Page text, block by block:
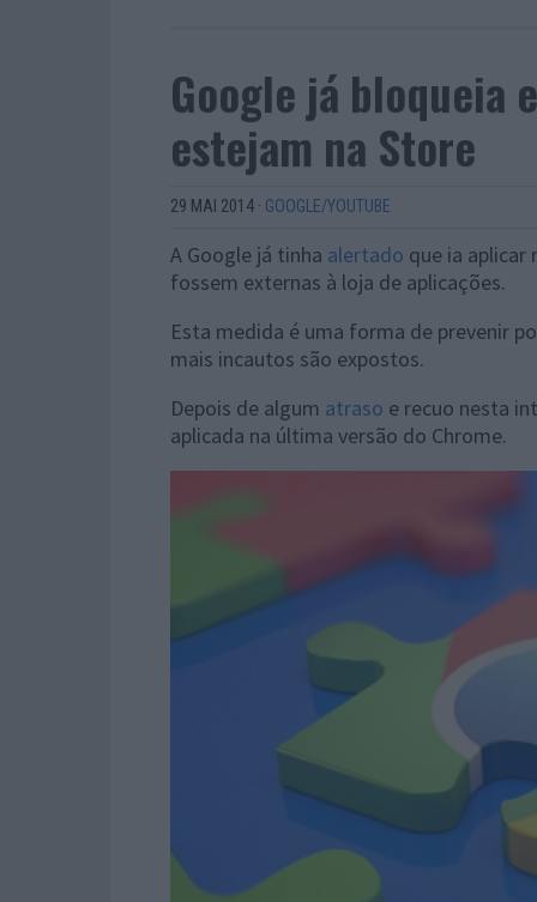
Google já bloqueia
estejam na Store
29 MAI 2014 · GOOGLE/YOUTUBE
A Google já tinha alertado que ia aplicar
fossem externas à loja de aplicações.
Esta medida é uma forma de prevenir
mais incautos são expostos.
Depois de algum atraso e recuo nesta
aplicada na última versão do Chrome.